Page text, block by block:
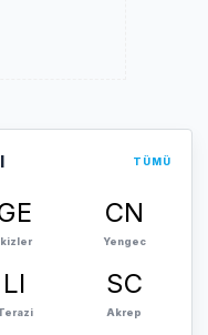
TÜMÜ
CN
Yengec
LI SC
Akrep